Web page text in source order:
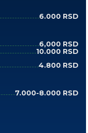
6.000 RSD
6,000 RSD
10.000 RSD
4.800 RSD
7.000-8.000 RSD